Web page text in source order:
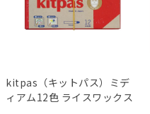
kitpas（キットパス）ミデ
ィアム12色 ライスワックス